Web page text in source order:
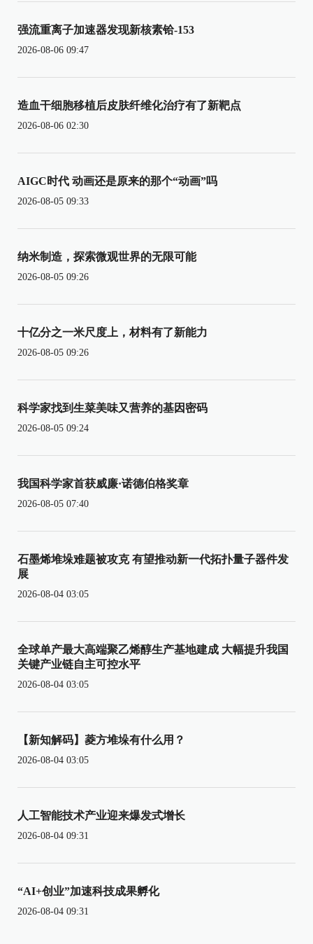
强流重离子加速器发现新核素铪-153
2026-08-06 09:47
造血干细胞移植后皮肤纤维化治疗有了新靶点
2026-08-06 02:30
AIGC时代 动画还是原来的那个“动画”吗
2026-08-05 09:33
纳米制造，探索微观世界的无限可能
2026-08-05 09:26
十亿分之一米尺度上，材料有了新能力
2026-08-05 09:26
科学家找到生菜美味又营养的基因密码
2026-08-05 09:24
我国科学家首获威廉·诺德伯格奖章
2026-08-05 07:40
石墨烯堆垛难题被攻克 有望推动新一代拓扑量子器件发
展
2026-08-04 03:05
全球单产最大高端聚乙烯醇生产基地建成 大幅提升我国
关键产业链自主可控水平
2026-08-04 03:05
【新知解码】菱方堆垛有什么用？
2026-08-04 03:05
人工智能技术产业迎来爆发式增长
2026-08-04 09:31
“AI+创业”加速科技成果孵化
2026-08-04 09:31